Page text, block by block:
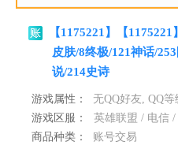
【1175221】【
皮肤/8终极/121神话/
说/214史诗
游戏属性：
无QQ好友, QQ
游戏区服：
英雄联盟 / 电信 /
商品种类：
账号交易